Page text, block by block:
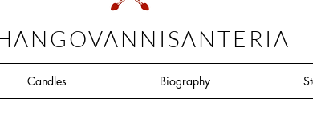
Candles Biography